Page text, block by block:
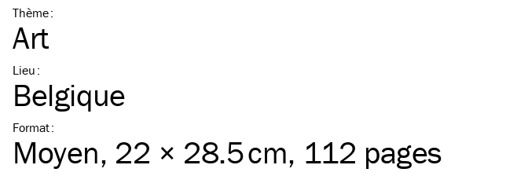
Thème:
Art
Lieu :
Belgique
Format:
Moyen, 22 × 28.5 cm, 112 pages